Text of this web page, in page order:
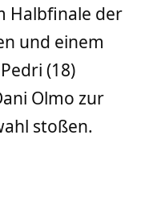
Halbfinale der
und einem
(18)
Olmo zur
stoßen.